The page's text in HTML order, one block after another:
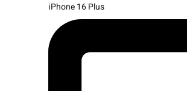
iPhone 16 Plus